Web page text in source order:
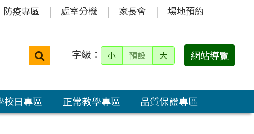
防疫專區 處室分機 家長會 場地預約
搜
字級： 小 預設 大 網站導覽
校日專區 正常教學專區
品質保證專區